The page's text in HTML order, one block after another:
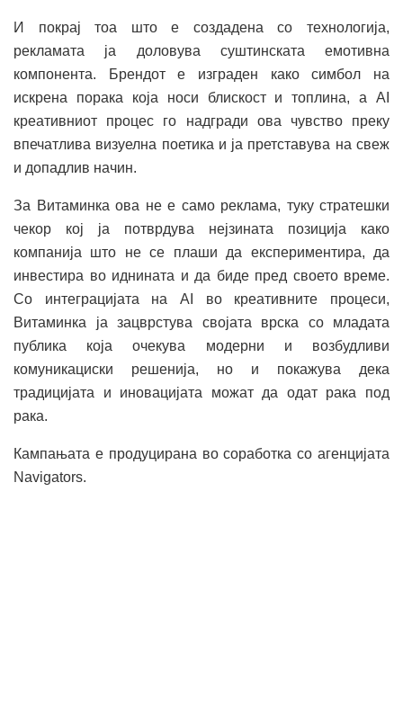
И покрај тоа што е создадена со технологија,
рекламата ја доловува суштинската емотивна
компонента. Брендот е изграден како симбол на
искрена порака која носи блискост и топлина, а AI
креативниот процес го надгради ова чувство преку
впечатлива визуелна поетика и ја претставува на свеж
и допадлив начин.
За Витаминка ова не е само реклама, туку стратешки
чекор кој ја потврдува нејзината позиција како
компанија што не се плаши да експериментира, да
инвестира во иднината и да биде пред своето време.
Со интеграцијата на AI во креативните процеси,
Витаминка ја зацврстува својата врска со младата
публика која очекува модерни и возбудливи
комуникациски решенија, но и покажува дека
традицијата и иновацијата можат да одат рака под
рака.
Кампањата е продуцирана во соработка со агенцијата
Navigators.